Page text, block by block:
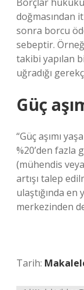
doğmasından
sonra borcu
sebeptir.
takibi yapılan
uğradığı
Güç
“Güç aşımı
%20’den fazla
(mühendis
artışı talep
ulaştığında
merkezinden
Tarih: